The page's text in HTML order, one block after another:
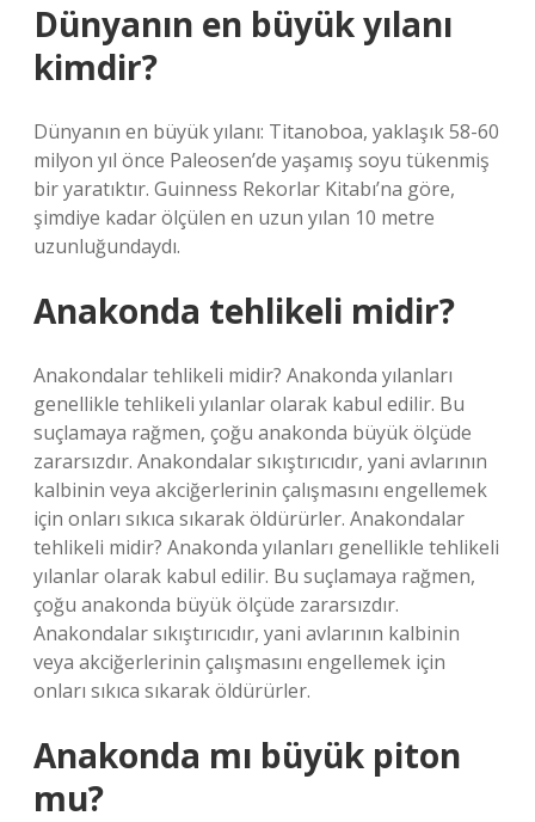
Dünyanın en büyük yılanı
kimdir?
Dünyanın en büyük yılanı: Titanoboa, yaklaşık 58-60
milyon yıl önce Paleosen’de yaşamış soyu tükenmiş
bir yaratıktır. Guinness Rekorlar Kitabı’na göre,
şimdiye kadar ölçülen en uzun yılan 10 metre
uzunluğundaydı.
Anakonda tehlikeli midir?
Anakondalar tehlikeli midir? Anakonda yılanları
genellikle tehlikeli yılanlar olarak kabul edilir. Bu
suçlamaya rağmen, çoğu anakonda büyük ölçüde
zararsızdır. Anakondalar sıkıştırıcıdır, yani avlarının
kalbinin veya akciğerlerinin çalışmasını engellemek
için onları sıkıca sıkarak öldürürler. Anakondalar
tehlikeli midir? Anakonda yılanları genellikle tehlikeli
yılanlar olarak kabul edilir. Bu suçlamaya rağmen,
çoğu anakonda büyük ölçüde zararsızdır.
Anakondalar sıkıştırıcıdır, yani avlarının kalbinin
veya akciğerlerinin çalışmasını engellemek için
onları sıkıca sıkarak öldürürler.
Anakonda mı büyük piton
mu?